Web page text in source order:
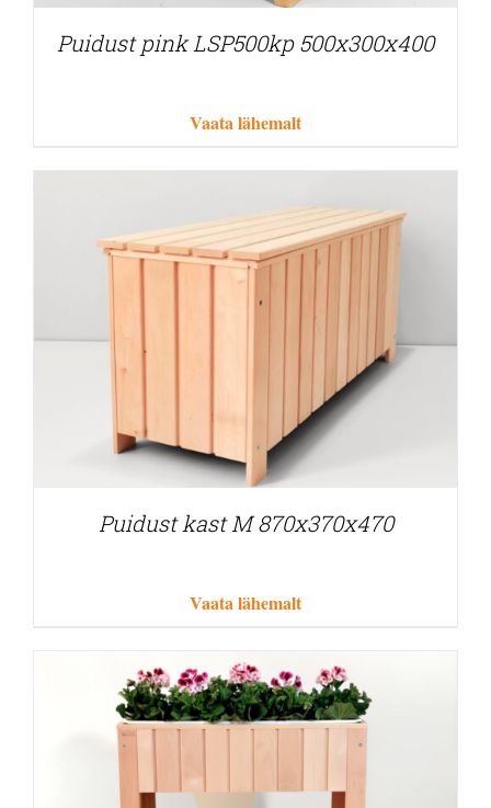
Puidust pink LSP500kp 500x300x400
Vaata lähemalt
Puidust kast M 870x370x470
Vaata lähemalt